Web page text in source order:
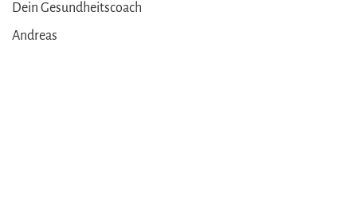
Dein Gesundheitscoach
Andreas